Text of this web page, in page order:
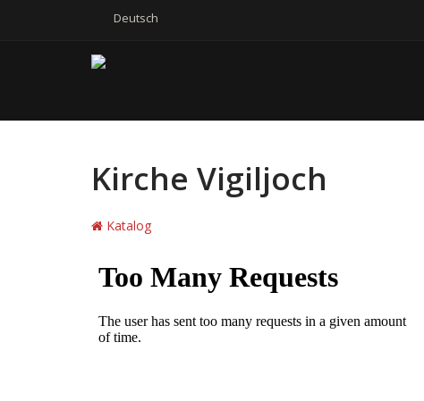
Deutsch
Kirche Vigiljoch
Katalog